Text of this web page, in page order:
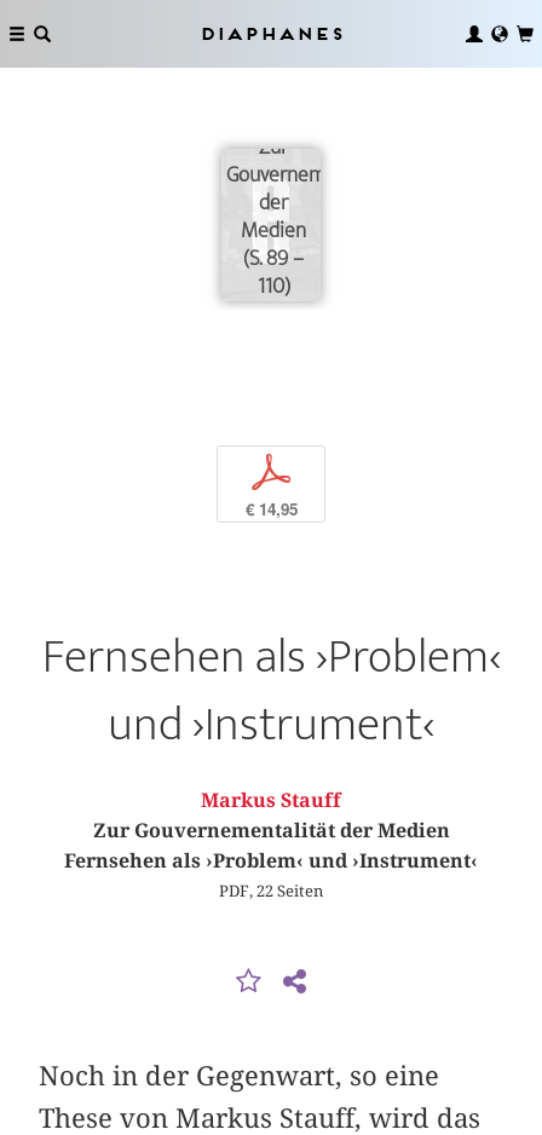
Diaphanes
Zur
Gouvernementalität
der
Medien
(S. 89 –
110)
p
€ 14,95
Fernsehen als ›Problem‹
und ›Instrument‹
Markus Stauff
Zur Gouvernementalität der Medien
Fernsehen als ›Problem‹ und ›Instrument‹
PDF, 22 Seiten
Noch in der Gegenwart, so eine
These von Markus Stauff, wird das